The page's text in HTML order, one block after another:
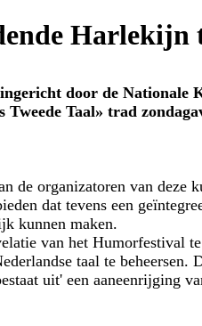
Harlekijn
door de Nationale
Tweede Taal» trad
de organizatoren van deze
dat tevens een
kunnen maken.
van het Humorfestival
taal te
uit' een aaneenrijging